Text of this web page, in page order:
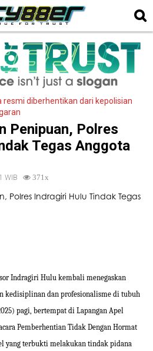
resmi diberhentikan dari kepolisian
Penipuan, Polres
Tegas Anggota
WIB
371x
Indragiri Hulu kembali menegaskan
kedisiplinan dan profesionalisme di tubuh
pagi, bertempat di Lapangan Apel
Pemberhentian Tidak Dengan Hormat
yang terbukti melakukan tindak pidana